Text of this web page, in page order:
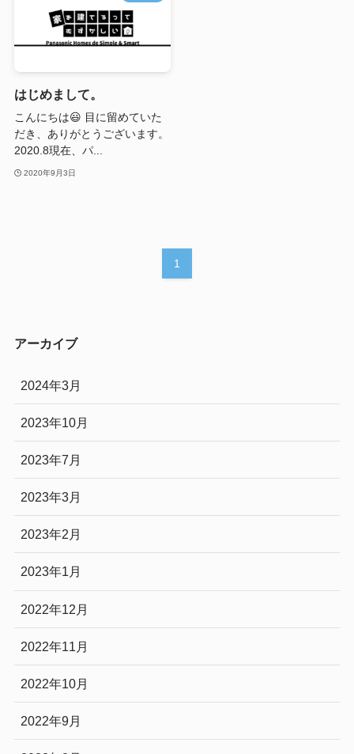
はじめまして。
こんにちは😃 目に留めていた
だき、ありがとうございます。
2020.8現在、パ...
2020年9月3日
1
アーカイブ
2024年3月
2023年10月
2023年7月
2023年3月
2023年2月
2023年1月
2022年12月
2022年11月
2022年10月
2022年9月